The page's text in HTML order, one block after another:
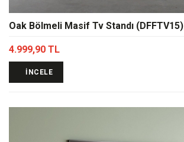
Oak Bölmeli Masif Tv Standı (DFFTV15)
4.999,90 TL
İNCELE